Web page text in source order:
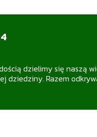
dzielimy się naszą
dziedziny. Razem